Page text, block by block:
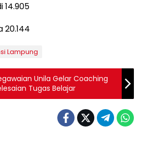
14.905
20.144
Lampung
Unila Gelar Coaching
Tugas Belajar